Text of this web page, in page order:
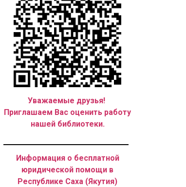
Уважаемые друзья!
Приглашаем Вас оценить работу
нашей библиотеки.
Информация о бесплатной
юридической помощи в
Республике Саха (Якутия)